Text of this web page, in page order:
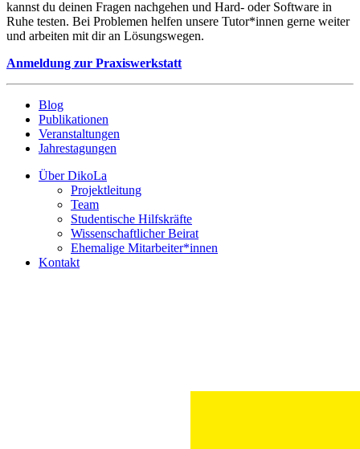
kannst du deinen Fragen nachgehen und Hard- oder Software in
Ruhe testen. Bei Problemen helfen unsere Tutor*innen gerne weiter
und arbeiten mit dir an Lösungswegen.
Anmeldung zur Praxiswerkstatt
Blog
Publikationen
Veranstaltungen
Jahrestagungen
Über DikoLa
Projektleitung
Team
Studentische Hilfskräfte
Wissenschaftlicher Beirat
Ehemalige Mitarbeiter*innen
Kontakt